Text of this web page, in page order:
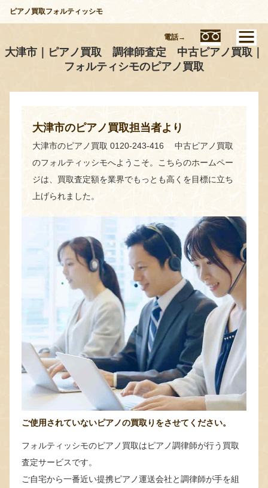
ピアノ買取フォルティッシモ
大津市｜ピアノ買取 調律師査定 中古ピアノ買取｜
フォルティシモのピアノ買取
大津市のピアノ買取担当者より
大津市のピアノ買取 0120-243-416 中古ピアノ買取
のフォルティッシモへようこそ。こちらのホームペー
ジは、買取査定額を業界でもっとも高くを目標に立ち
上げられました。
ご使用されていないピアノの買取りをさせてください。
フォルティッシモのピアノ買取はピアノ調律師が行う買取
査定サービスです。
ご自宅から一番近い提携ピアノ運送会社と調律師が手を組
電話→